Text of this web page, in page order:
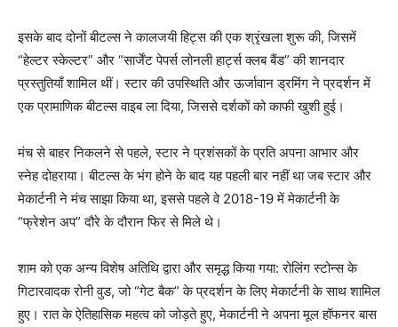
इसके बाद दोनों बीटल्स ने कालजयी हिट्स की एक श्रृंखला शुरू की, जिसमें
“हेल्टर स्केल्टर” और “सार्जेंट पेपर्स लोनली हार्ट्स क्लब बैंड” की शानदार
प्रस्तुतियाँ शामिल थीं। स्टार की उपस्थिति और ऊर्जावान ड्रमिंग ने प्रदर्शन में
एक प्रामाणिक बीटल्स वाइब ला दिया, जिससे दर्शकों को काफी खुशी हुई।
मंच से बाहर निकलने से पहले, स्टार ने प्रशंसकों के प्रति अपना आभार और
स्नेह दोहराया। बीटल्स के भंग होने के बाद यह पहली बार नहीं था जब स्टार और
मेकार्टनी ने मंच साझा किया था, इससे पहले वे 2018-19 में मेकार्टनी के
“फ्रेशेन अप” दौरे के दौरान फिर से मिले थे।
शाम को एक अन्य विशेष अतिथि द्वारा और समृद्ध किया गया: रोलिंग स्टोन्स के
गिटारवादक रोनी वुड, जो “गेट बैक” के प्रदर्शन के लिए मेकार्टनी के साथ शामिल
हुए। रात के ऐतिहासिक महत्व को जोड़ते हुए, मेकार्टनी ने अपना मूल हॉफनर बास